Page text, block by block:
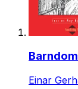
Einar